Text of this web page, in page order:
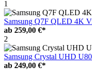
1
Samsung Q7F QLED 4K
ab 259,00 €*
2
Samsung Crystal UHD
ab 249,00 €*